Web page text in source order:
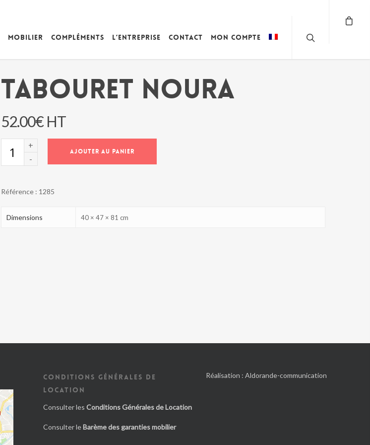
Mobilier Compléments L’entreprise Contact Mon compte
Tabouret NOURA
52.00€ HT
AJOUTER AU PANIER
Référence : 1285
Dimensions 40 × 47 × 81 cm
CONDITIONS GÉNÉRALES DE
LOCATION
Consulter les Conditions Générales de Location
Consulter leBarème des garanties mobilier
Réalisation :Aldorande-communication